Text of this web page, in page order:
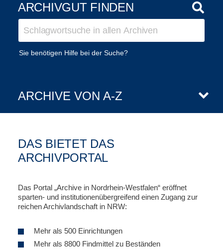
ARCHIVGUT FINDEN
Sie benötigen Hilfe bei der Suche?
ARCHIVE VON A-Z
DAS BIETET DAS
ARCHIVPORTAL
Das Portal „Archive in Nordrhein-Westfalen“ eröffnet
sparten- und institutionenübergreifend einen Zugang zur
reichen Archivlandschaft in NRW:
Mehr als 500 Einrichtungen
Mehr als 8800 Findmittel zu Beständen